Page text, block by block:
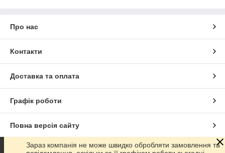
Про нас
Контакти
Доставка та оплата
Графік роботи
Повна версія сайту
Сайт створено на маркетплейсіProm.ua
Зараз компанія не може швидко обробляти замовлення та